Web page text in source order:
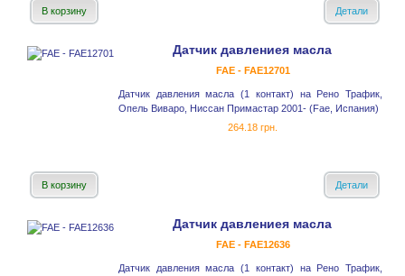
В корзину Детали
Датчик давлениея масла
FAE - FAE12701
Датчик давления масла (1 контакт) на Рено Трафик,
Опель Виваро, Ниссан Примастар 2001- (Fae, Испания)
264.18 грн.
В корзину Детали
Датчик давлениея масла
FAE - FAE12636
Датчик давления масла (1 контакт) на Рено Трафик,